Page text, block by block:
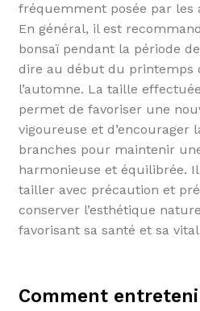
fréquemment posée par les
En général, il est
bonsaï pendant la période
dire au début du printemps
l’automne. La taille
permet de favoriser une
vigoureuse et d’encourager
branches pour maintenir
harmonieuse et équilibrée.
tailler avec précaution et
conserver l’esthétique
favorisant sa santé et sa
Comment